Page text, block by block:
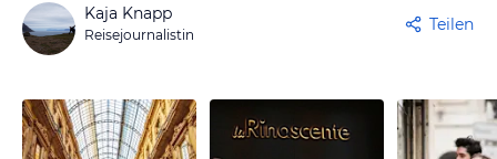
Kaja Knapp
Reisejournalistin
Teilen